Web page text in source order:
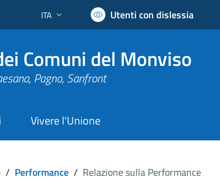
Lingua attiva:
ITA Utenti con dislessia
Comuni del Monviso
Pagno, Sanfront
Vivere l'Unione
/ Performance / Relazione sulla Performance